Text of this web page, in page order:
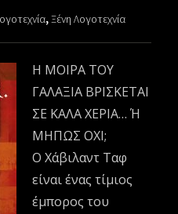
,Ξένη Λογοτεχνία
Η ΜΟΙΡΑ ΤΟΥ
ΓΑΛΑΞΙΑ ΒΡΙΣΚΕΤΑΙ
ΣΕ ΚΑΛΑ ΧΕΡΙΑ… Ή
ΜΗΠΩΣ ΟΧΙ;
Ο Χάβιλαντ Ταφ
είναι ένας τίμιος
έμπορος του